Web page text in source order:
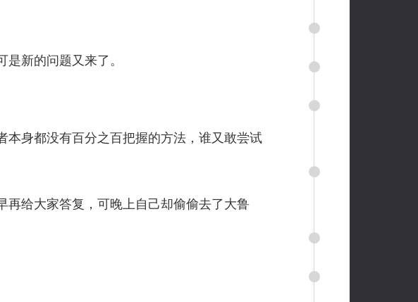
新的问题又来了。
身都没有百分之百把握的方法，谁又敢尝试
给大家答复，可晚上自己却偷偷去了大鲁